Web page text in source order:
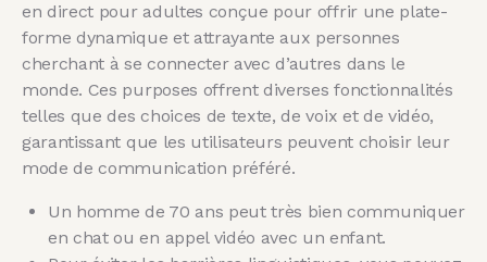
en direct pour adultes conçue pour offrir une plate-
forme dynamique et attrayante aux personnes
cherchant à se connecter avec d’autres dans le
monde. Ces purposes offrent diverses fonctionnalités
telles que des choices de texte, de voix et de vidéo,
garantissant que les utilisateurs peuvent choisir leur
mode de communication préféré.
Un homme de 70 ans peut très bien communiquer
en chat ou en appel vidéo avec un enfant.